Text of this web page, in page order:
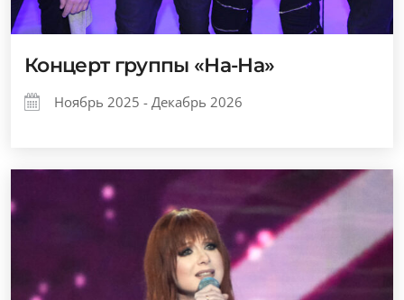
Концерт группы «На-На»
Ноябрь 2025 - Декабрь 2026